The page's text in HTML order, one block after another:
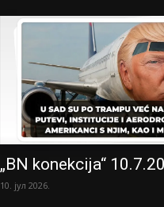
„BN konekcija“
10. јул 2026.